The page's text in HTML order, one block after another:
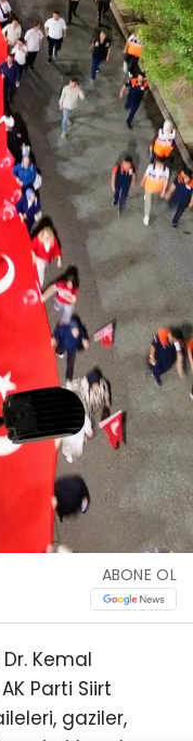
ABONE OL
Kemal
AK Parti Siirt
gaziler,